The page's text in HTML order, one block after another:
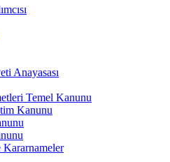
Anayasası
Temel Kanunu
Kanunu